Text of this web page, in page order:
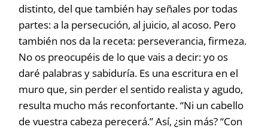
distinto, del que también hay señales por todas
partes: a la persecución, al juicio, al acoso. Pero
también nos da la receta: perseverancia, firmeza.
No os preocupéis de lo que vais a decir: yo os
daré palabras y sabiduría. Es una escritura en el
muro que, sin perder el sentido realista y agudo,
resulta mucho más reconfortante. “Ni un cabello
de vuestra cabeza perecerá.” Así, ¿sin más? “Con